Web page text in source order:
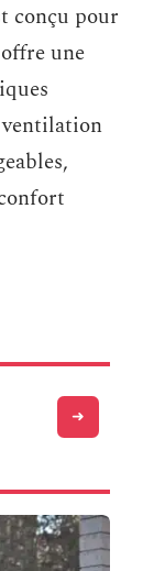
conçu pour
une
ventilation